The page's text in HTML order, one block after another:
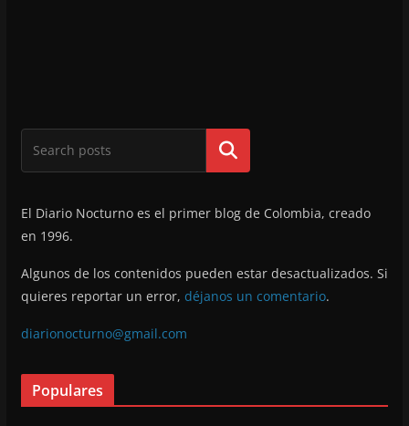
Buscar
El Diario Nocturno es el primer blog de Colombia, creado
en 1996.
Algunos de los contenidos pueden estar desactualizados. Si
quieres reportar un error, déjanos un comentario.
diarionocturno@gmail.com
Populares